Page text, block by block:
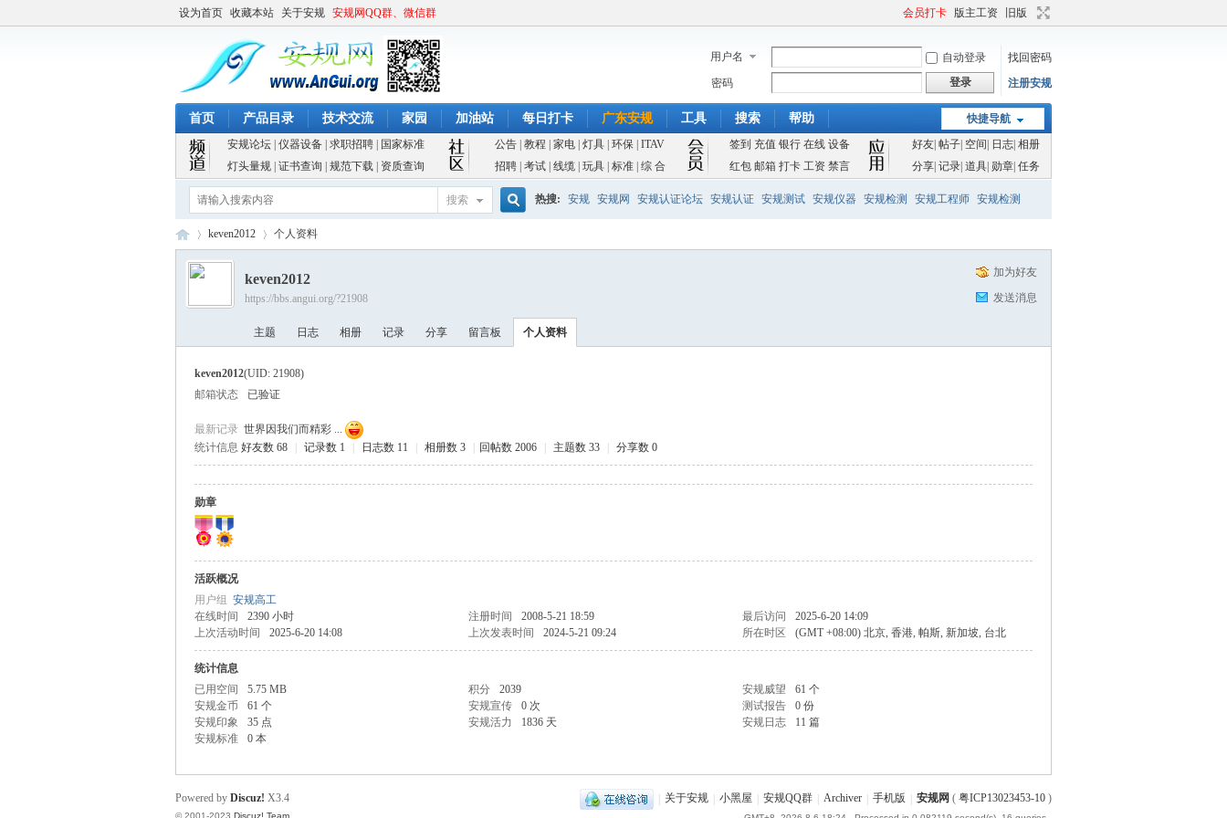
设为首页 收藏本站 关于安规 安规网QQ群、微信群 会员打卡 版主工资 旧版
用户名 自动登录
找回密码
密码
登录 注册安规
快捷导航
首页 产品目录 技术交流 家园 加油站 每日打卡 广东安规 工具 搜索 帮助
安规论坛 仪器设备 求职招聘 国家标准 公告 教程 家电 灯具 环保 ITAV 签到 充值 银行 在线 设备 好友| 帖子| 空间 日志| 相册
灯头量规 证书查询 规范下载 资质查询 招聘| 考试| 线缆| 玩具| 标准| 综 合 红包 邮箱 打卡 工资 禁言 分享| 记录| 道具| 勋章| 任务
搜索 热搜: 安规 安规网 安规认证论坛 安规认证 安规测试 安规仪器 安规检测 安规工程师 安规检测
›
keven2012 个人资料
加为好友
发送消息
keven2012
https://bbs.angui.org/?21908
主题 日志 相册 记录 分享 留言板 个人资料
keven2012(UID: 21908)
邮箱状态
已验证
最新记录 世界因我们而精彩 ...
统计信息 好友数 68 记录数 1 日志数 11 相册数 3 回帖数 2006 主题数 33 分享数 0
勋章
活跃概况
用户组 安规高工
在线时间
2390 小时 注册时间 2008-5-21 18:59 最后访问
2025-6-20 14:09
上次活动时间
2025-6-20 14:08 上次发表时间 2024-5-21 09:24 所在时区 (GMT +08:00) 北京, 香港, 帕斯, 新加坡, 台北
统计信息
已用空间
5.75 MB 积分 2039 安规威望
61 个
安规金币
61 个 安规宣传 0 次 测试报告
0 份
安规印象
35 点 安规活力 1836 天 安规日志
11 篇
安规标准
0 本
| 关于安规 | 小黑屋 | 安规QQ群 | Archiver | 手机版 | 安规网 ( 粤ICP13023453-10 )
Powered by Discuz! X3.4
© 2001-2023 Discuz! Team